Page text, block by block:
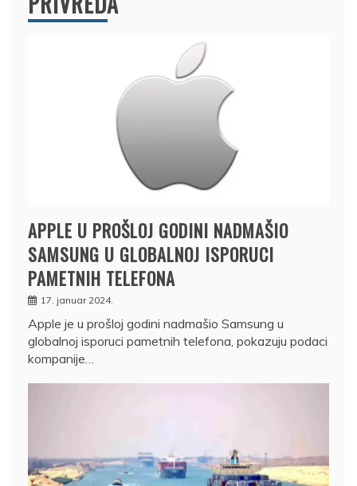
APPLE U PROŠLOJ GODINI NADMAŠIO
SAMSUNG U GLOBALNOJ ISPORUCI
PAMETNIH TELEFONA
17. januar 2024.
Apple je u prošloj godini nadmašio Samsung u
globalnoj isporuci pametnih telefona, pokazuju podaci
kompanije…